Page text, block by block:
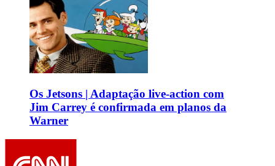
Os Jetsons | Adaptação live-action com
Jim Carrey é confirmada em planos da
Warner